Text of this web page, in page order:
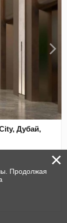
Дубай,
×
Продолжая